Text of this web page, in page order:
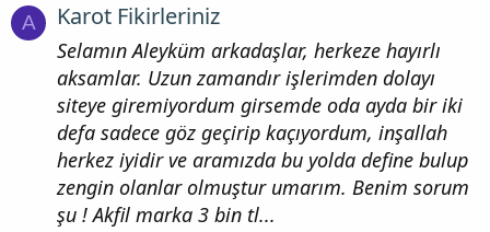
A Karot Fikirleriniz
Selamın Aleyküm arkadaşlar, herkeze hayırlı
aksamlar. Uzun zamandır işlerimden dolayı
siteye giremiyordum girsemde oda ayda bir iki
defa sadece göz geçirip kaçıyordum, inşallah
herkez iyidir ve aramızda bu yolda define bulup
zengin olanlar olmuştur umarım. Benim sorum
şu ! Akfil marka 3 bin tl...